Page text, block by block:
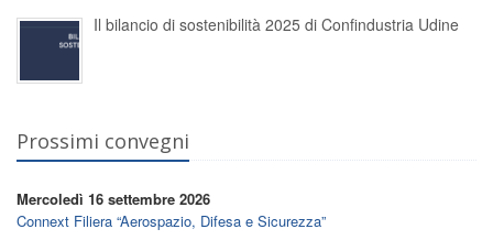
Il bilancio di sostenibilità 2025 di Confindustria Udine
Prossimi convegni
Mercoledì 16 settembre 2026
Connext Filiera “Aerospazio, Difesa e Sicurezza”